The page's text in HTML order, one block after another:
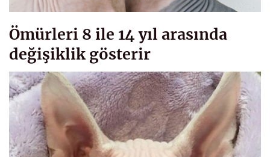
Ömürleri 8 ile 14 yıl arasında
değişiklik gösterir